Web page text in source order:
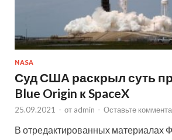
NASA
Суд США раскрыл суть
Blue Origin к SpaceX
25.09.2021 - от admin - Оставьте
В отредактированных материалах